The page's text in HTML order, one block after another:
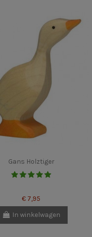
Gans Holztiger
€ 7,95
In winkelwagen